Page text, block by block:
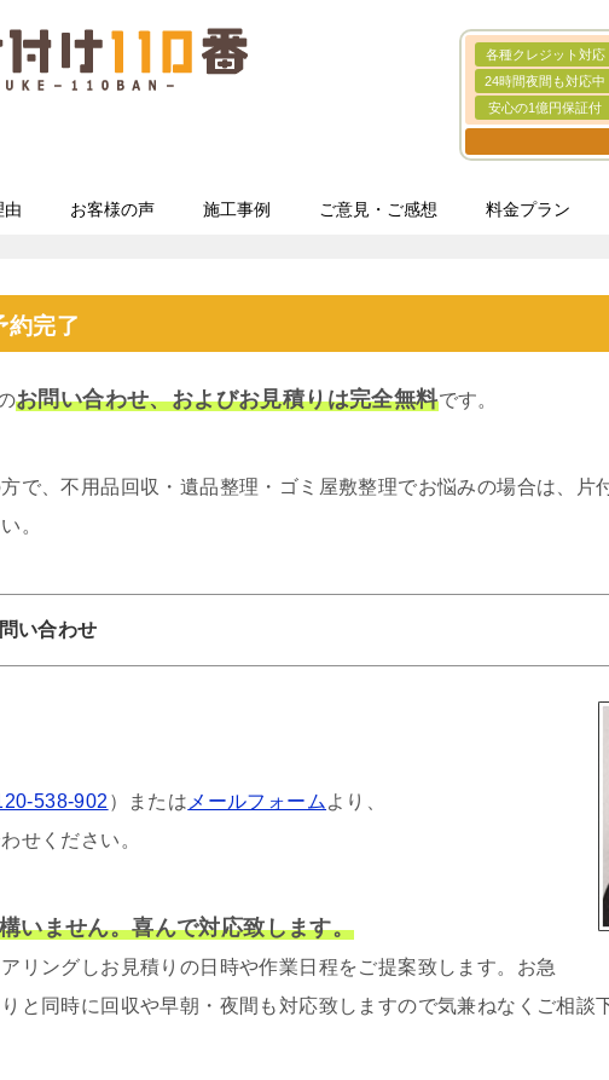
各種クレジット対応
24時間夜間も対応中
安心の1億円保証付
由 お客様の声 施工事例 ご意見・ご感想 料金プラン
約完了
お問い合わせ、およびお見積りは完全無料です。
で、不用品回収・遺品整理・ゴミ屋敷整理でお悩みの場合は、片
。
い合わせ
538-902 ）または メールフォーム より、
せください。
いません。喜んで対応致します。
リングしお見積りの日時や作業日程をご提案致します。お急
と同時に回収や早朝・夜間も対応致しますので気兼ねなくご相談